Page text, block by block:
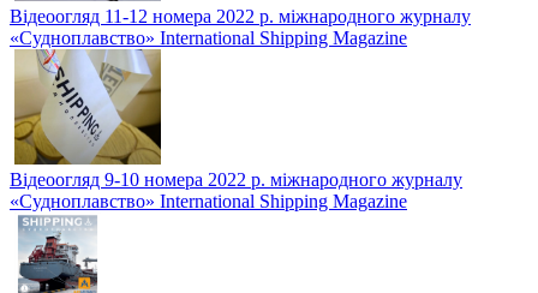
Відеоогляд 11-12 номера 2022 р. міжнародного журналу
«Судноплавство» International Shipping Magazine
Відеоогляд 9-10 номера 2022 р. міжнародного журналу
«Судноплавство» International Shipping Magazine